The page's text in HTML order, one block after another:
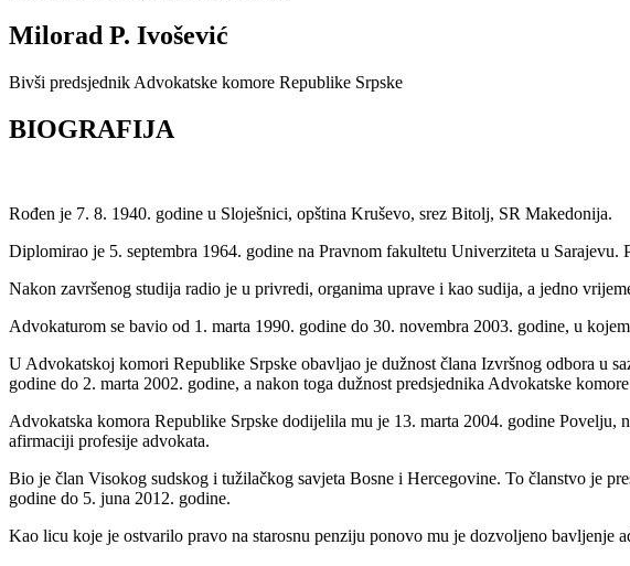
Milorad P. Ivošević
Bivši predsjednik Advokatske komore Republike Srpske
BIOGRAFIJA
Rođen je 7. 8. 1940. godine u Sloješnici, opština Kruševo, srez Bitolj, SR Makedonija.
Diplomirao je 5. septembra 1964. godine na Pravnom fakultetu Univerziteta u
Nakon završenog studija radio je u privredi, organima uprave i kao sudija, a jedno
Advokaturom se bavio od 1. marta 1990. godine do 30. novembra 2003. godine, u
U Advokatskoj komori Republike Srpske obavljao je dužnost člana Izvršnog odbora u
godine do 2. marta 2002. godine, a nakon toga dužnost predsjednika Advokatske
Advokatska komora Republike Srpske dodijelila mu je 13. marta 2004. godine
afirmaciji profesije advokata.
Bio je član Visokog sudskog i tužilačkog savjeta Bosne i Hercegovine. To članstvo je
godine do 5. juna 2012. godine.
Kao licu koje je ostvarilo pravo na starosnu penziju ponovo mu je dozvoljeno bavljenje